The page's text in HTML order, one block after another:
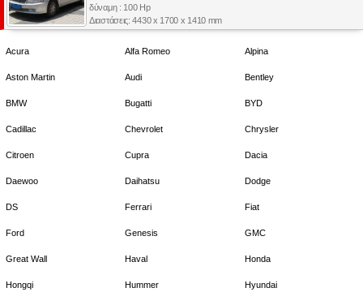
δύναμη : 100 Hp
Διαστάσεις: 4430 x 1700 x 1410 mm
Acura Alfa Romeo Alpina
Aston Martin Audi Bentley
BMW Bugatti BYD
Cadillac Chevrolet Chrysler
Citroen Cupra Dacia
Daewoo Daihatsu Dodge
DS Ferrari Fiat
Ford Genesis GMC
Great Wall Haval Honda
Hongqi Hummer Hyundai